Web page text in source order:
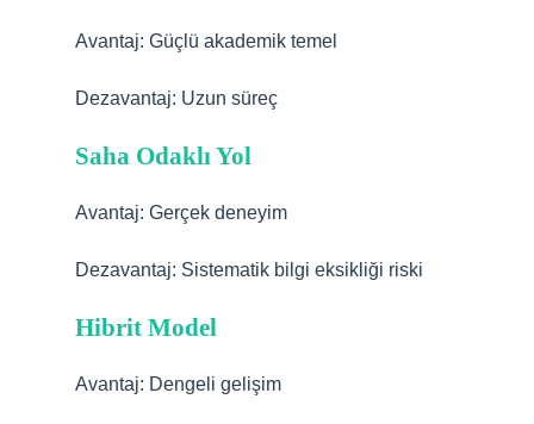
Avantaj: Güçlü akademik temel
Dezavantaj: Uzun süreç
Saha Odaklı Yol
Avantaj: Gerçek deneyim
Dezavantaj: Sistematik bilgi eksikliği riski
Hibrit Model
Avantaj: Dengeli gelişim